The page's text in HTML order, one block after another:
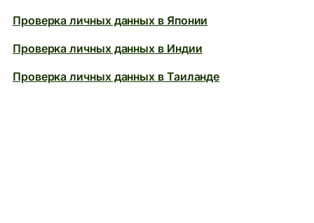
Проверка личных данных в Японии
Проверка личных данных в Индии
Проверка личных данных в Таиланде